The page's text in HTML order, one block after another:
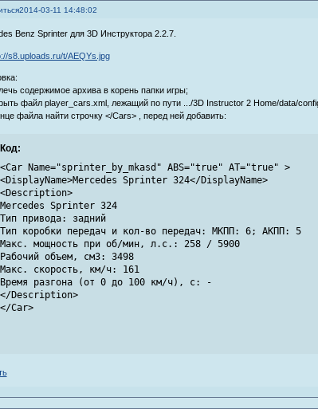
2014-03-11 14:48:02
Benz Sprinter для 3D Инструктора 2.2.7.
содержимое архива в корень папки игры;
файл player_cars.xml, лежащий по пути .../3D Instructor 2 Home/data/
файла найти строчку </Cars> , перед ней добавить:
Код:
<Car Name="sprinter_by_mkasd" ABS="true" AT="true" >
<DisplayName>Mercedes Sprinter 324</DisplayName>
<Description>
Mercedes Sprinter 324
Тип привода: задний
Тип коробки передач и кол-во передач: МКПП: 6; АКПП: 5
Макс. мощность при об/мин, л.с.: 258 / 5900
Рабочий объем, см3: 3498
Макс. скорость, км/ч: 161
Время разгона (от 0 до 100 км/ч), с: -
</Description>
</Car>